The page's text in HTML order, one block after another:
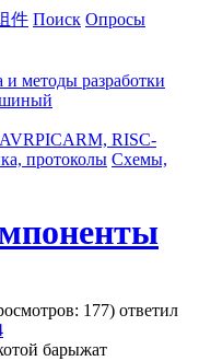
件 Поиск Опросы
и методы разработки
AVRPICARM, RISC-
протоколы Схемы,
177) ответил
барыжат